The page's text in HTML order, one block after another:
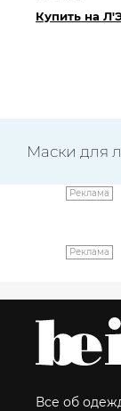
Купить на
Маски для
Реклама
Реклама
Все об